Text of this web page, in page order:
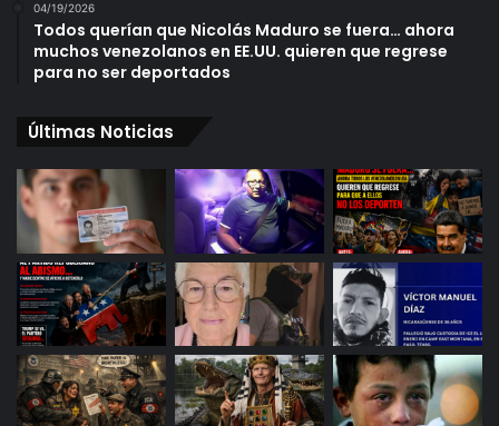
04/19/2026
Todos querían que Nicolás Maduro se fuera… ahora
muchos venezolanos en EE.UU. quieren que regrese
para no ser deportados
Últimas Noticias